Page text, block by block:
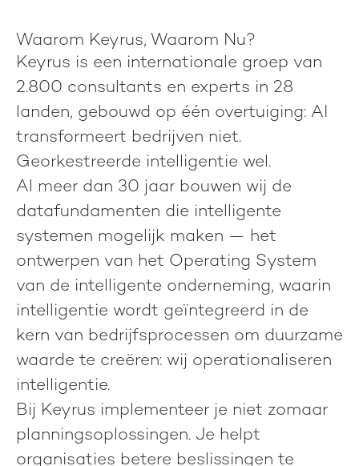
Waarom Keyrus, Waarom Nu?
Keyrus is een internationale groep van
2.800 consultants en experts in 28
landen, gebouwd op één overtuiging: AI
transformeert bedrijven niet.
Georkestreerde intelligentie wel.
Al meer dan 30 jaar bouwen wij de
datafundamenten die intelligente
systemen mogelijk maken — het
ontwerpen van het Operating System
van de intelligente onderneming, waarin
intelligentie wordt geïntegreerd in de
kern van bedrijfsprocessen om duurzame
waarde te creëren: wij operationaliseren
intelligentie.
Bij Keyrus implementeer je niet zomaar
planningsoplossingen. Je helpt
organisaties betere beslissingen te